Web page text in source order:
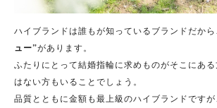
ハイブランドは誰もが知っているブランドだか
ュー”があります。
ふたりにとって結婚指輪に求めものがそこにあ
はない方もいることでしょう。
品質とともに金額も最上級のハイブランドです